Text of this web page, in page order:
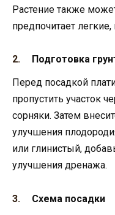
Растение также
предпочитает
Подготовка
Перед посадкой
пропустить участок
сорняки. Затем
улучшения
или глинистый,
улучшения дренажа.
Схема посадки